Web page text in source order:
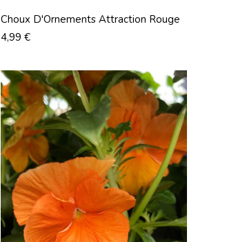
Choux D'Ornements Attraction Rouge
Prix
4,99 €